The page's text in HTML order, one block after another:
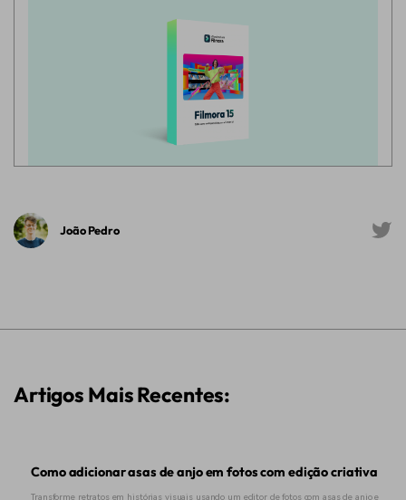
João Pedro
Artigos Mais Recentes:
Como adicionar asas de anjo em fotos com edição criativa
Transforme retratos em histórias visuais usando um editor de fotos com asas de anjo e